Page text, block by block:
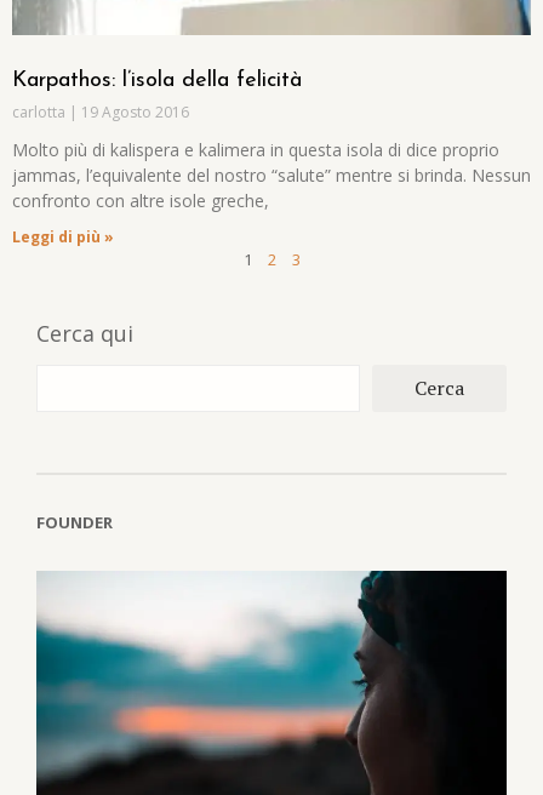
Karpathos: l’isola della felicità
carlotta 19 Agosto 2016
Molto più di kalispera e kalimera in questa isola di dice proprio
jammas, l’equivalente del nostro “salute” mentre si brinda. Nessun
confronto con altre isole greche,
Leggi di più »
1 2 3
Cerca qui
Cerca
FOUNDER